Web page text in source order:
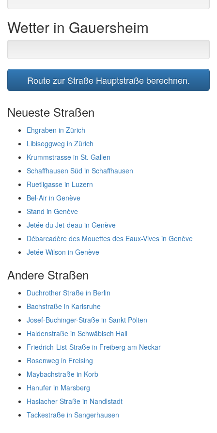
Wetter in Gauersheim
Route zur Straße Hauptstraße berechnen.
Neueste Straßen
Ehgraben in Zürich
Libiseggweg in Zürich
Krummstrasse in St. Gallen
Schaffhausen Süd in Schaffhausen
Ruetligasse in Luzern
Bel-Air in Genève
Stand in Genève
Jetée du Jet-deau in Genève
Débarcadère des Mouettes des Eaux-Vives in Genève
Jetée Wilson in Genève
Andere Straßen
Duchrother Straße in Berlin
Bachstraße in Karlsruhe
Josef-Buchinger-Straße in Sankt Pölten
Haldenstraße in Schwäbisch Hall
Friedrich-List-Straße in Freiberg am Neckar
Rosenweg in Freising
Maybachstraße in Korb
Hanufer in Marsberg
Haslacher Straße in Nandlstadt
Tackestraße in Sangerhausen